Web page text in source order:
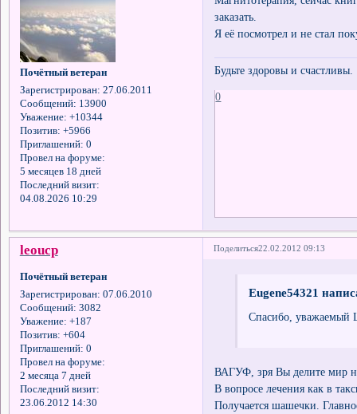
Почётный ветеран
Зарегистрирован: 27.06.2011
Сообщений: 13900
Уважение: +10344
Позитив: +5966
Приглашений: 0
Провел на форуме:
5 месяцев 18 дней
Последний визит:
04.08.2026 10:29
заказать.
Я её посмотрел и не стал
Будьте здоровы и счастливы.
0
Поделиться22.02.2012 09:13
leоucp
Почётный ветеран
Зарегистрирован: 07.06.2010
Сообщений: 3082
Уважение: +187
Позитив: +604
Приглашений: 0
Провел на форуме:
2 месяца 7 дней
Последний визит:
23.06.2012 14:30
Eugene54321
Спасибо, уважаемый
ВАГУФ, зря Вы делите мир
В вопросе лечения как в
Получается шашечки.